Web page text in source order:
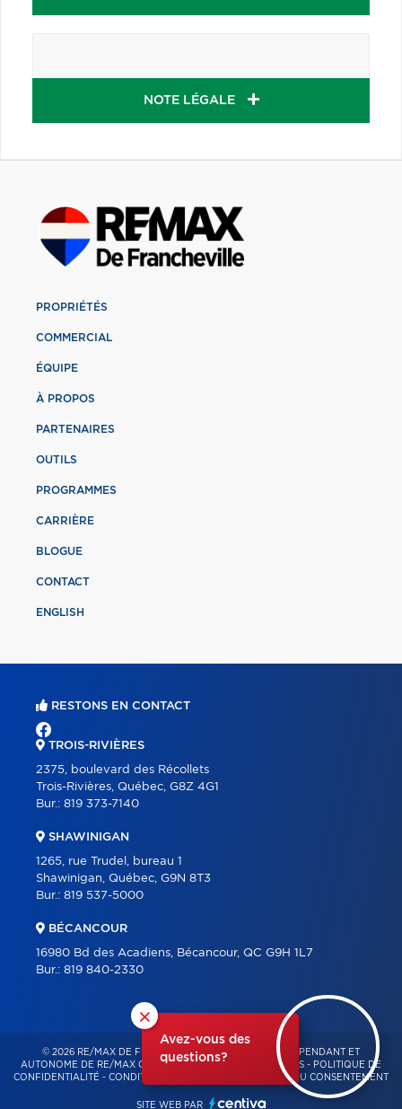
NOTE LÉGALE
×
Avez-vous des
questions?
PROPRIÉTÉS
COMMERCIAL
ÉQUIPE
À PROPOS
PARTENAIRES
OUTILS
PROGRAMMES
CARRIÈRE
BLOGUE
CONTACT
ENGLISH
RESTONS EN CONTACT
TROIS-RIVIÈRES
2375, boulevard des Récollets
Trois-Rivières, Québec, G8Z 4G1
Bur.: 819 373-7140
SHAWINIGAN
1265, rue Trudel, bureau 1
Shawinigan, Québec, G9N 8T3
Bur.: 819 537-5000
BÉCANCOUR
16980 Bd des Acadiens, Bécancour, QC G9H 1L7
Bur.: 819 840-2330
© 2026 RE/MAX DE FRANCHEVILLE – FRANCHISÉ INDÉPENDANT ET
AUTONOME DE RE/MAX QUÉBEC – TOUS DROITS RÉSERVÉS - POLITIQUE DE
CONFIDENTIALITÉ - CONDITIONS D'UTILISATION GESTION DU CONSENTEMENT
SITE WEB PAR